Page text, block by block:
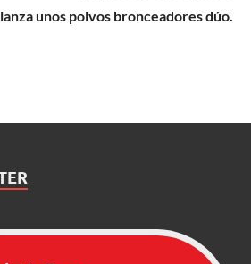
unos polvos bronceadores dúo.